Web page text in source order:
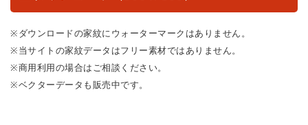
※ダウンロードの家紋にウォーターマークはありません。
※当サイトの家紋データはフリー素材ではありません。
※商用利用の場合はご相談ください。
※ベクターデータも販売中です。